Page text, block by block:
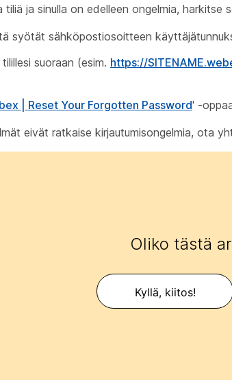
ja sinulla on edelleen ongelmia, harkitse
syötät sähköpostiosoitteen
suoraan (esim. https://
| Reset Your Forgotten Password' -
eivät ratkaise kirjautumisongelmia, ota
Oliko tästä
Kyllä, kiitos!